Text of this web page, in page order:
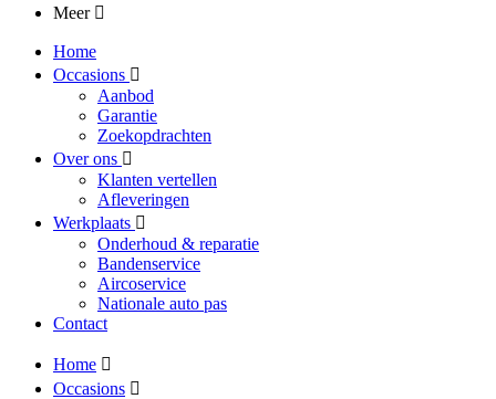
Meer
Home
Occasions
Aanbod
Garantie
Zoekopdrachten
Over ons
Klanten vertellen
Afleveringen
Werkplaats
Onderhoud & reparatie
Bandenservice
Aircoservice
Nationale auto pas
Contact
Home
Occasions